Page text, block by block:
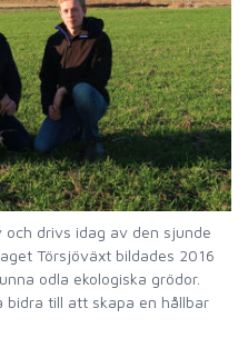
drivs idag av den sjunde
Törsjöväxt bildades 2016
odla ekologiska grödor.
till att skapa en hållbar